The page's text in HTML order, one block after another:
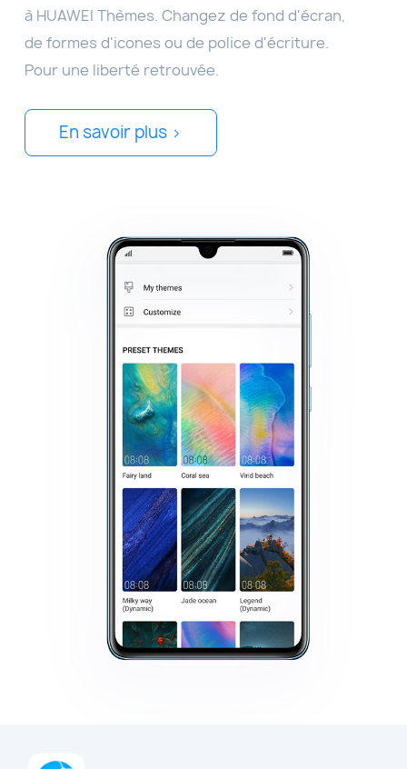
à HUAWEI Thèmes. Changez de fond d'écran,
de formes d'icones ou de police d'écriture.
Pour une liberté retrouvée.
En savoir plus >